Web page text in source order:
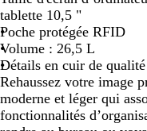
tablette 10,5 "
Poche protégée RFID
Volume : 26,5 L
Détails en cuir de
Rehaussez votre image
moderne et léger qui
fonctionnalités